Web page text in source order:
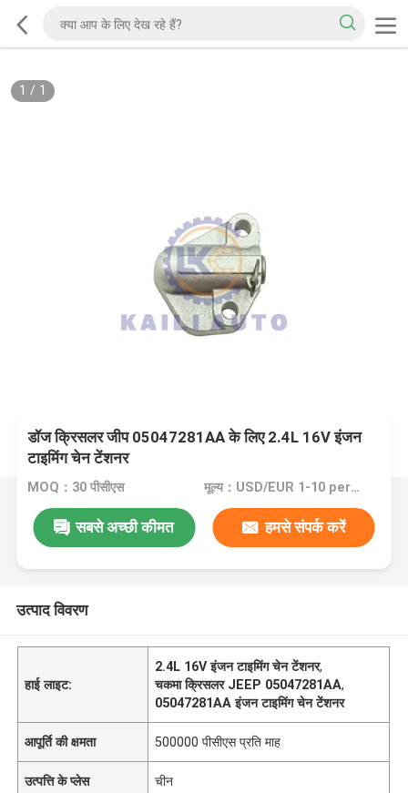
1 / 1
डॉज क्रिसलर जीप 05047281AA के लिए 2.4L 16V इंजन
टाइमिंग चेन टेंशनर
MOQ：30 पीसीएस मूल्य：USD/EUR 1-10 per pcs
सबसे अच्छी कीमत हमसे संपर्क करें
उत्पाद विवरण
हाई लाइट:
2.4L 16V इंजन टाइमिंग चेन टेंशनर,
चकमा क्रिसलर JEEP 05047281AA,
05047281AA इंजन टाइमिंग चेन टेंशनर
आपूर्ति की क्षमता 500000 पीसीएस प्रति माह
उत्पत्ति के प्लेस चीन